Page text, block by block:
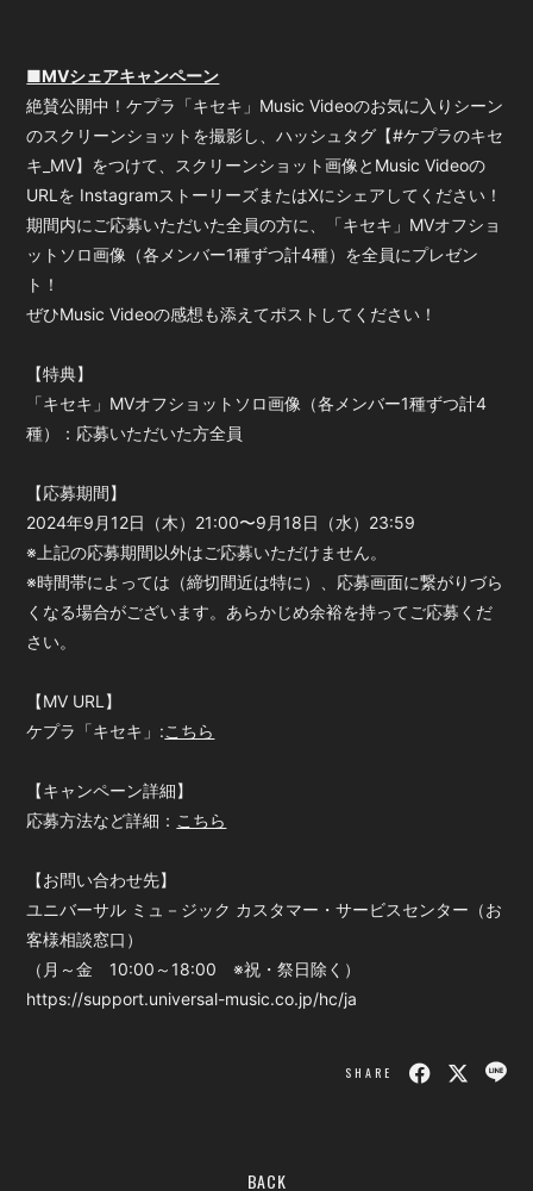
■MVシェアキャンペーン
絶賛公開中！ケプラ「キセキ」Music Videoのお気に入りシーン
のスクリーンショットを撮影し、ハッシュタグ【#ケプラのキセ
キ_MV】をつけて、スクリーンショット画像とMusic Videoの
URLを InstagramストーリーズまたはXにシェアしてください！
期間内にご応募いただいた全員の方に、「キセキ」MVオフショ
ットソロ画像（各メンバー1種ずつ計4種）を全員にプレゼン
ト！
ぜひMusic Videoの感想も添えてポストしてください！
【特典】
「キセキ」MVオフショットソロ画像（各メンバー1種ずつ計4
種）：応募いただいた方全員
【応募期間】
2024年9月12日（木）21:00〜9月18日（水）23:59
※上記の応募期間以外はご応募いただけません。
※時間帯によっては（締切間近は特に）、応募画面に繋がりづら
くなる場合がございます。あらかじめ余裕を持ってご応募くだ
さい。
【MV URL】
ケプラ「キセキ」:こちら
【キャンペーン詳細】
応募方法など詳細： こちら
【お問い合わせ先】
ユニバーサル ミュ－ジック カスタマー・サービスセンター（お
客様相談窓口）
（月～金 10:00～18:00 ※祝・祭日除く）
https://support.universal-music.co.jp/hc/ja
SHARE
BACK